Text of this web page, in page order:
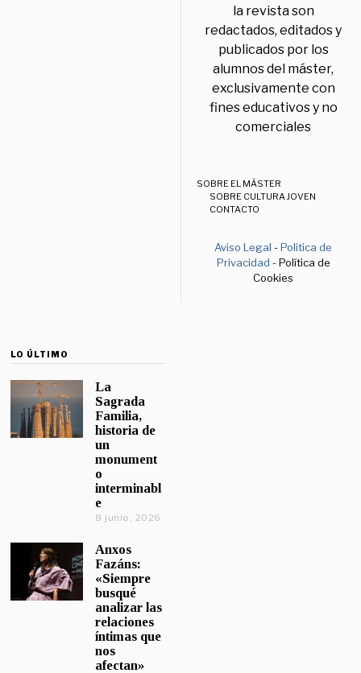
la revista son
redactados, editados y
publicados por los
alumnos del máster,
exclusivamente con
fines educativos y no
comerciales
SOBRE EL MÁSTER
SOBRE CULTURA JOVEN
CONTACTO
Aviso Legal -Política de
Privacidad - Política de
Cookies
LO ÚLTIMO
La
Sagrada
Familia,
historia de
un
monument
o
interminabl
e
8 junio, 2026
Anxos
Fazáns:
«Siempre
busqué
analizar las
relaciones
íntimas que
nos
afectan»